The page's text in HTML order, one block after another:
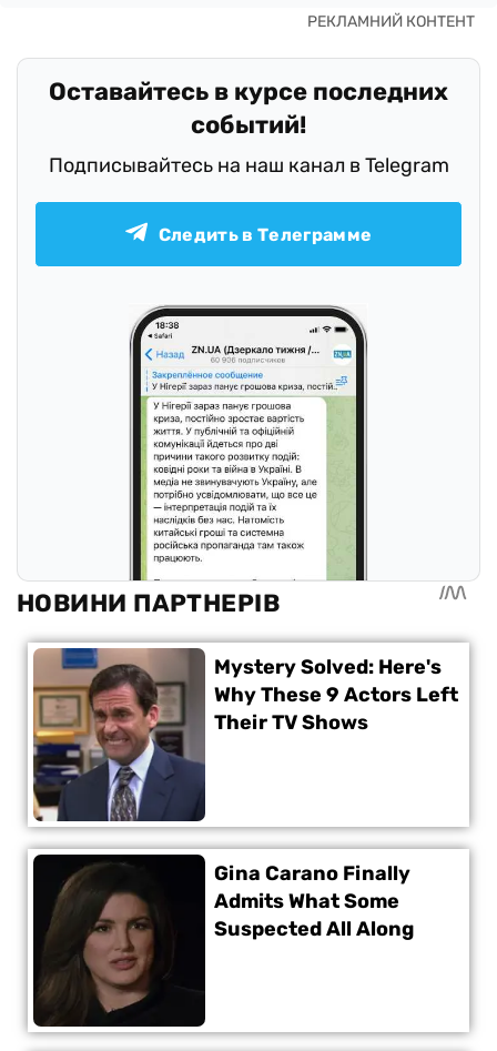
Оставайтесь в курсе последних
событий!
Подписывайтесь на наш канал в Telegram
Следить в Телеграмме